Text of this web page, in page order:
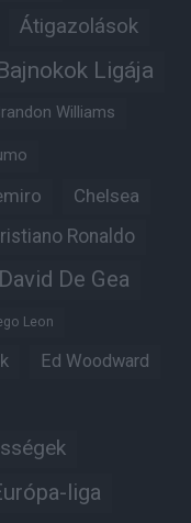
Átigazolások
Ligája
Williams
Chelsea
Ronaldo
David De Gea
Leon
Ed Woodward
liga